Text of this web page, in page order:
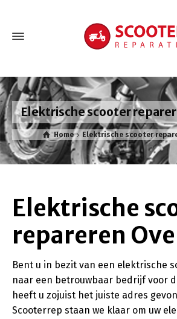
Elektrische scooter
Home Elektrische scooter
Elektrische
repareren
Bent u in bezit van een elektrische
naar een betrouwbaar bedrijf voor
heeft u zojuist het juiste adres
Scooterrep staan we klaar om uw